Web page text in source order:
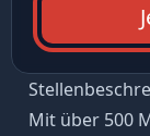
Mit über 500